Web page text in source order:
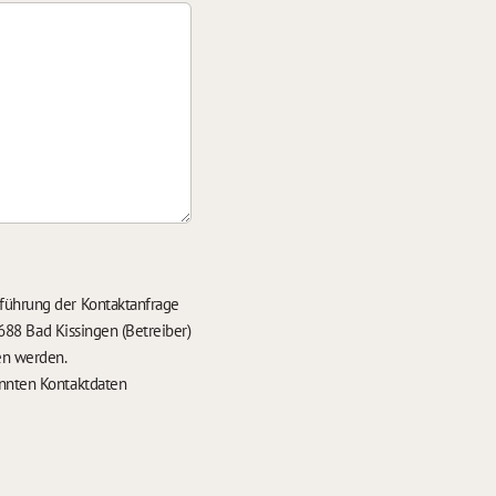
der Kontaktanfrage
Bad Kissingen (Betreiber)
werden.
Kontaktdaten